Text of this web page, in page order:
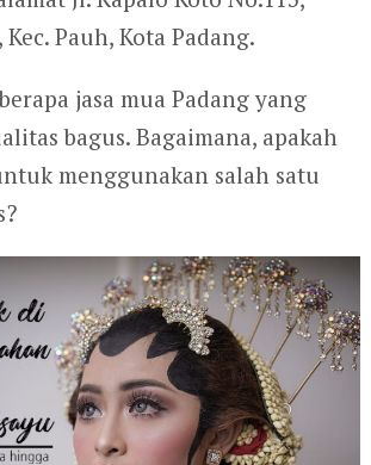
Pauh, Kota Padang.
jasa mua Padang yang
bagus. Bagaimana, apakah
menggunakan salah satu